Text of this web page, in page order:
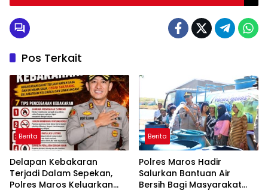
Pos Terkait
Berita
Delapan Kebakaran
Terjadi Dalam Sepekan,
Polres Maros Keluarkan
Berita
Polres Maros Hadir
Salurkan Bantuan Air
Bersih Bagi Masyarakat